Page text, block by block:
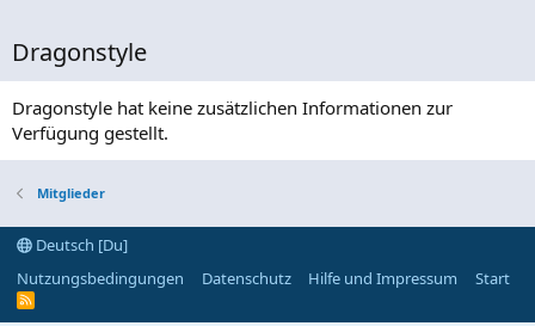
Dragonstyle
Dragonstyle hat keine zusätzlichen Informationen zur
Verfügung gestellt.
Mitglieder
Deutsch [Du]
Nutzungsbedingungen
Datenschutz Hilfe und Impressum Start
R